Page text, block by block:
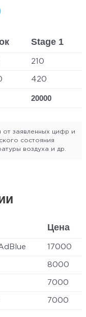
Stage 1
210
420
20000
от заявленных цифр и
состояния
воздуха и др.
Цена
17000
8000
7000
7000